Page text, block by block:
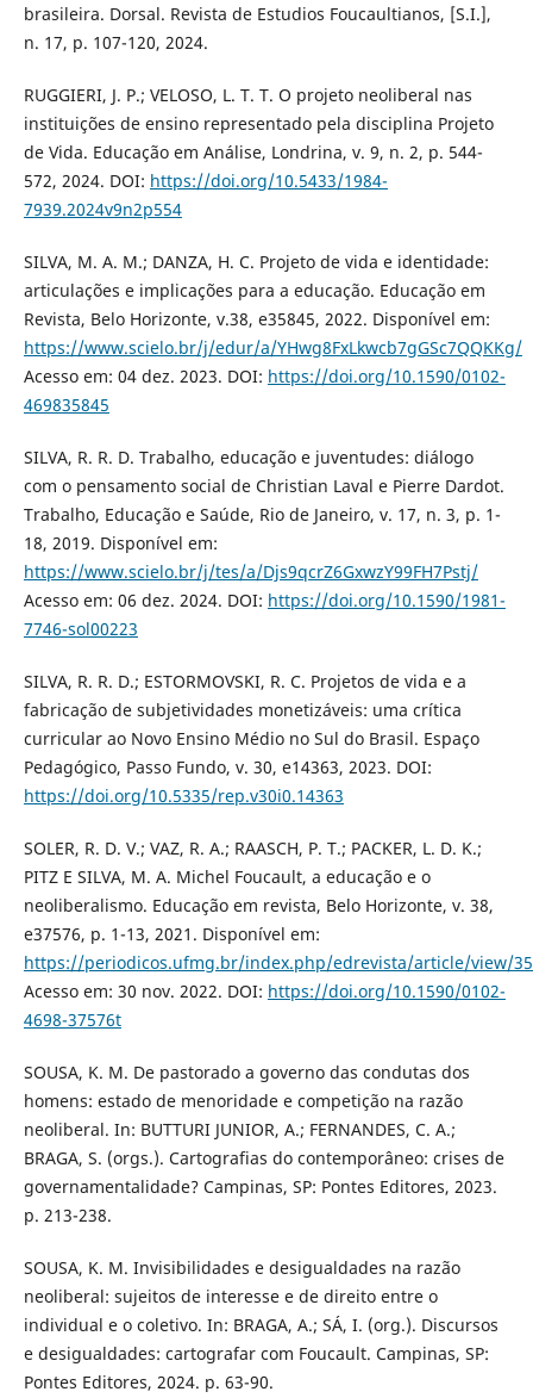
brasileira. Dorsal. Revista de Estudios Foucaultianos, [S.I.],
n. 17, p. 107-120, 2024.
RUGGIERI, J. P.; VELOSO, L. T. T. O projeto neoliberal nas
instituições de ensino representado pela disciplina Projeto
de Vida. Educação em Análise, Londrina, v. 9, n. 2, p. 544-
572, 2024. DOI: https://doi.org/10.5433/1984-
7939.2024v9n2p554
SILVA, M. A. M.; DANZA, H. C. Projeto de vida e identidade:
articulações e implicações para a educação. Educação em
Revista, Belo Horizonte, v.38, e35845, 2022. Disponível em:
https://www.scielo.br/j/edur/a/YHwg8FxLkwcb7gGSc7QQKKg/
Acesso em: 04 dez. 2023. DOI: https://doi.org/10.1590/0102-
469835845
SILVA, R. R. D. Trabalho, educação e juventudes: diálogo
com o pensamento social de Christian Laval e Pierre Dardot.
Trabalho, Educação e Saúde, Rio de Janeiro, v. 17, n. 3, p. 1-
18, 2019. Disponível em:
https://www.scielo.br/j/tes/a/Djs9qcrZ6GxwzY99FH7Pstj/
Acesso em: 06 dez. 2024. DOI: https://doi.org/10.1590/1981-
7746-sol00223
SILVA, R. R. D.; ESTORMOVSKI, R. C. Projetos de vida e a
fabricação de subjetividades monetizáveis: uma crítica
curricular ao Novo Ensino Médio no Sul do Brasil. Espaço
Pedagógico, Passo Fundo, v. 30, e14363, 2023. DOI:
https://doi.org/10.5335/rep.v30i0.14363
SOLER, R. D. V.; VAZ, R. A.; RAASCH, P. T.; PACKER, L. D. K.;
PITZ E SILVA, M. A. Michel Foucault, a educação e o
neoliberalismo. Educação em revista, Belo Horizonte, v. 38,
e37576, p. 1-13, 2021. Disponível em:
https://periodicos.ufmg.br/index.php/edrevista/article/view/
Acesso em: 30 nov. 2022. DOI: https://doi.org/10.1590/0102-
4698-37576t
SOUSA, K. M. De pastorado a governo das condutas dos
homens: estado de menoridade e competição na razão
neoliberal. In: BUTTURI JUNIOR, A.; FERNANDES, C. A.;
BRAGA, S. (orgs.). Cartografias do contemporâneo: crises de
governamentalidade? Campinas, SP: Pontes Editores, 2023.
p. 213-238.
SOUSA, K. M. Invisibilidades e desigualdades na razão
neoliberal: sujeitos de interesse e de direito entre o
individual e o coletivo. In: BRAGA, A.; SÁ, I. (org.). Discursos
e desigualdades: cartografar com Foucault. Campinas, SP:
Pontes Editores, 2024. p. 63-90.